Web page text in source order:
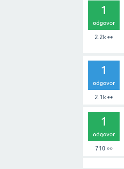
1
odgovor
2.2k👀
1
odgovor
2.1k👀
1
odgovor
710👀